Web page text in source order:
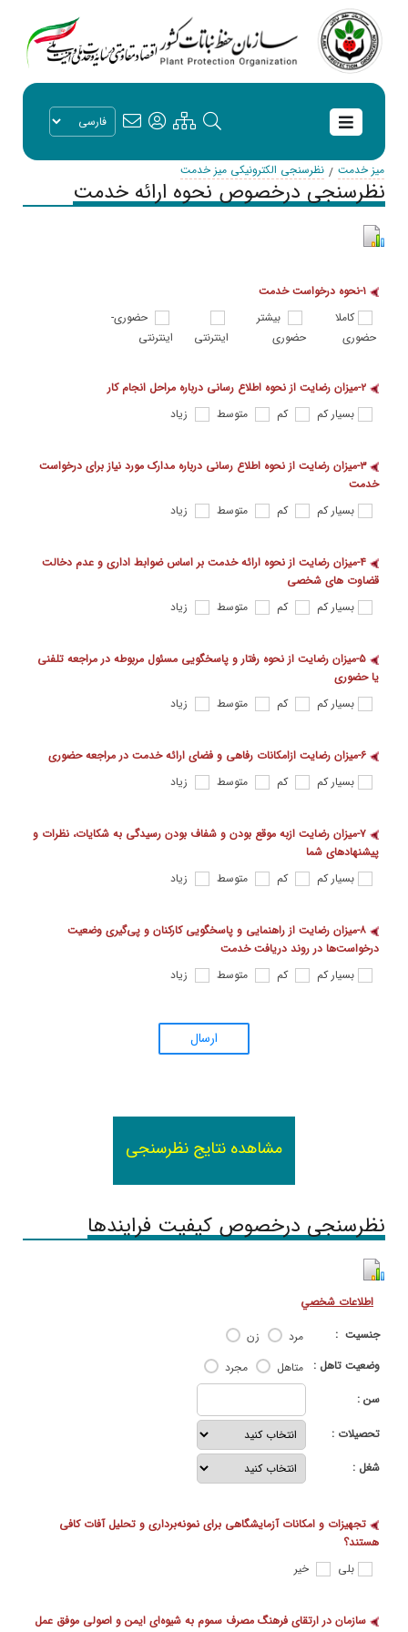
میز خدمت نظرسنجی الکترونیکی میز خدمت
نظرسنجی درخصوص نحوه ارائه خدمت
۱-نحوه درخواست خدمت
کاملا
حضوری
بیشتر
حضوری
اینترنتی
حضوری-
اینترنتی
۲-میزان رضایت از نحوه اطلاع رسانی درباره مراحل انجام کار
بسیار کم
کم متوسط زیاد
۳-میزان رضایت از نحوه اطلاع رسانی درباره مدارک مورد نیاز برای درخواست
خدمت
بسیار کم
کم متوسط زیاد
۴-میزان رضایت از نحوه ارائه خدمت بر اساس ضوابط اداری و عدم دخالت
قضاوت های شخصی
بسیار کم
کم متوسط زیاد
۵-میزان رضایت از نحوه رفتار و پاسخگویی مسئول مربوطه در مراجعه تلفنی
یا حضوری
بسیار کم
کم متوسط زیاد
۶-میزان رضایت ازامکانات رفاهی و فضای ارائه خدمت در مراجعه حضوری
بسیار کم
کم متوسط زیاد
۷-میزان رضایت ازبه موقع بودن و شفاف بودن رسیدگی به شکایات، نظرات و
پیشنهادهای شما
بسیار کم
کم متوسط زیاد
۸-میزان رضایت از راهنمایی و پاسخگویی کارکنان و پی‌گیری وضعیت
درخواست‌ها در روند دریافت خدمت
بسیار کم
کم متوسط زیاد
ارسال
مشاهده نتایج نظرسنجی
نظرسنجی درخصوص کیفیت فرایندها
اطلاعات شخصي
جنسيت :
مرد
زن
وضعيت تاهل :
متاهل
مجرد
سن :
تحصيلات :
شغل :
تجهیزات و امکانات آزمایشگاهی برای نمونه‌برداری و تحلیل آفات کافی
هستند؟
بلی
خیر
سازمان در ارتقای فرهنگ مصرف سموم به شیوه‌ای ایمن و اصولی موفق عمل